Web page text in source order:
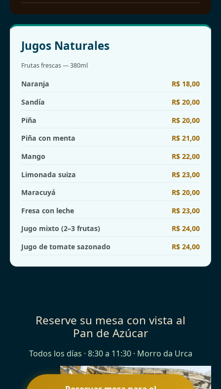
Jugos Naturales
Frutas frescas — 380ml
Naranja
R$ 18,00
Sandía
R$ 20,00
Piña
R$ 20,00
Piña con menta
R$ 21,00
Mango
R$ 22,00
Limonada suiza
R$ 23,00
Maracuyá
R$ 20,00
Fresa con leche
R$ 23,00
Jugo mixto (2–3 frutas)
R$ 24,00
Jugo de tomate sazonado
R$ 24,00
Reserve su mesa con vista al
Pan de Azúcar
Todos los días · 8:30 a 11:30 · Morro da Urca